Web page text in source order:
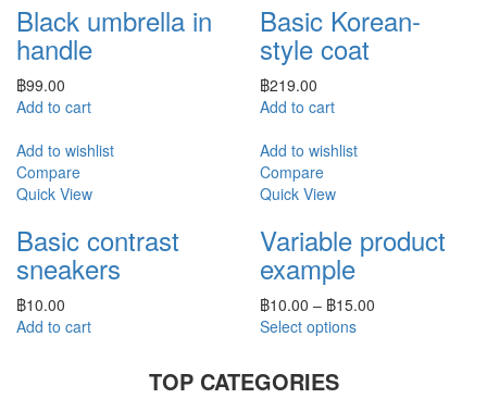
Black umbrella in
handle
฿99.00
Add to cart
Basic Korean-
style coat
฿219.00
Add to cart
Add to wishlist
Compare
Quick View
Basic contrast
sneakers
฿10.00
Add to cart
Add to wishlist
Compare
Quick View
Variable product
example
฿10.00 – ฿15.00
Select options
TOP CATEGORIES